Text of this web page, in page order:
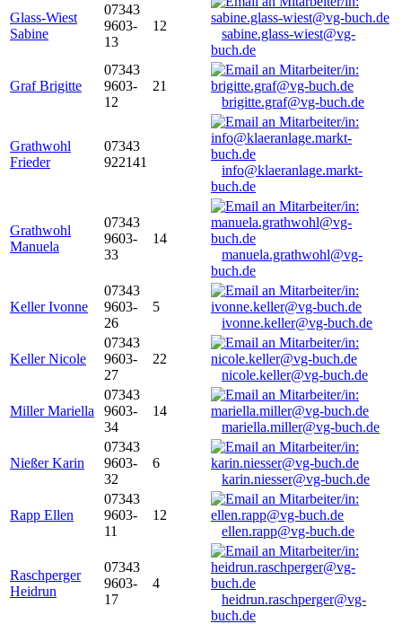
Glass-Wiest
Sabine
07343
9603-
13
12
sabine.glass-wiest@vg-
buch.de
Graf Brigitte
07343
9603-
12
21
brigitte.graf@vg-buch.de
Grathwohl
Frieder
07343
922141
info@klaeranlage.markt-
buch.de
Grathwohl
Manuela
07343
9603-
33
14
manuela.grathwohl@vg-
buch.de
Keller Ivonne
07343
9603-
26
5
ivonne.keller@vg-buch.de
Keller Nicole
07343
9603-
27
22
nicole.keller@vg-buch.de
Miller Mariella
07343
9603-
34
14
mariella.miller@vg-buch.de
Nießer Karin
07343
9603-
32
6
karin.niesser@vg-buch.de
Rapp Ellen
07343
9603-
11
12
ellen.rapp@vg-buch.de
Raschperger
Heidrun
07343
9603-
17
4
heidrun.raschperger@vg-
buch.de